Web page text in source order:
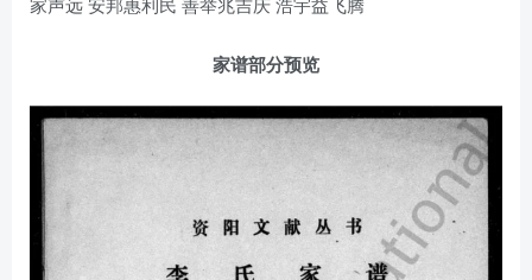
家谱部分预览